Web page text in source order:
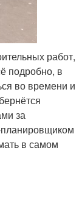
работ,
подробно, в
во времени и
за
в самом